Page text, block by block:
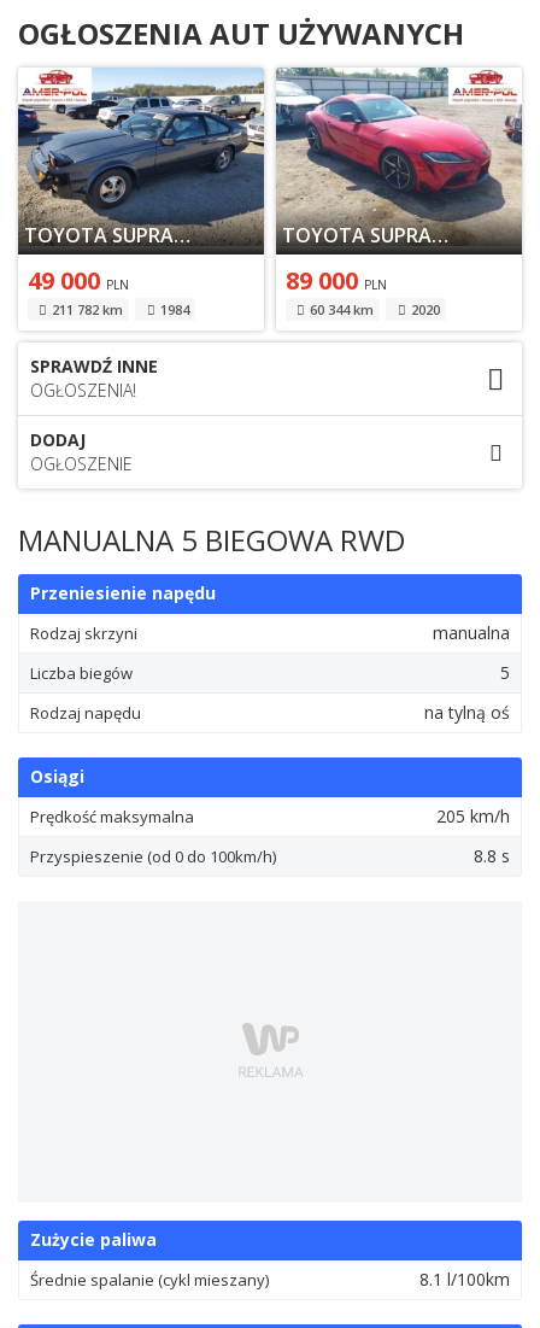
OGŁOSZENIA AUT UŻYWANYCH
TOYOTA SUPRA II 1984
49 000 PLN
211 782 km 1984
TOYOTA SUPRA V 2020
89 000 PLN
60 344 km 2020
SPRAWDŹ INNE
OGŁOSZENIA!
DODAJ
OGŁOSZENIE
MANUALNA 5 BIEGOWA RWD
Przeniesienie napędu
Rodzaj skrzyni manualna
Liczba biegów 5
Rodzaj napędu na tylną oś
Osiągi
Prędkość maksymalna 205 km/h
Przyspieszenie (od 0 do 100km/h) 8.8 s
Zużycie paliwa
Średnie spalanie (cykl mieszany) 8.1 l/100km